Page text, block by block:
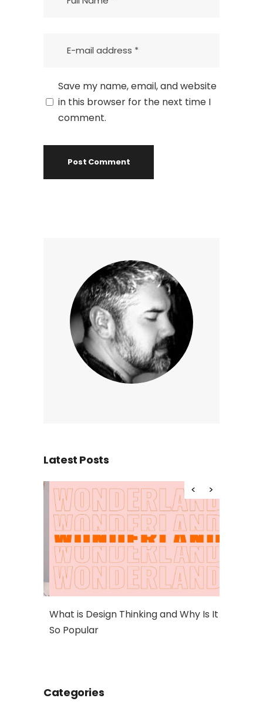
Save my name, email, and website
in this browser for the next time I
comment.
Latest Posts
What is Design Thinking and Why Is It
So Popular
Categories